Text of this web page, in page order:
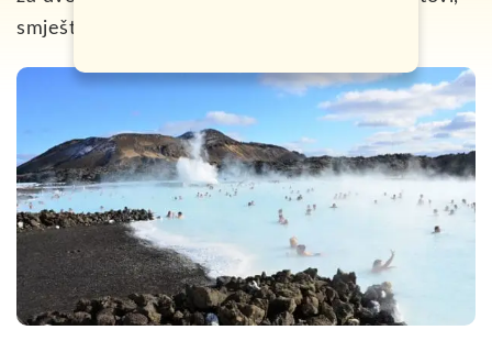
smještaj, kao i razne aktivnosti i obilasci.